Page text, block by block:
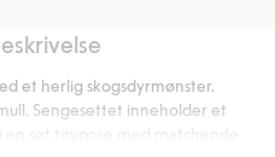
Mønsterstrikket
til
et herlig skogsdyrmønster.
Sengesettet inneholder et